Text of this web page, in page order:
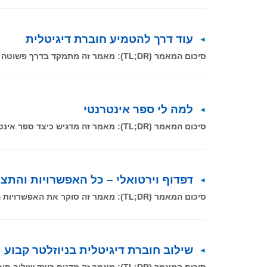
עוד דרך להטמיע חוברת דיגיטלית
סיכום המאמר (TL;DR): מאמר זה מתמקד בדרך פשוטה וטכנית להטמעת חוברת דיגיטלית ישירות בתוך אתר אינטרנט באמצעות קוד HTML (iFrame),
למה לי ספר אינטרנטי
סיכום המאמר (TL;DR): מאמר זה מדגיש כיצד ספר אינטרנטי של דיגיטלר (Digitaler) מהווה פתרון שיווקי ותדמיתי אידיאלי עבור בעלי מקצוע
דפדוף וירטואלי – כל האפשרויות
סיכום המאמר (TL;DR): מאמר זה סוקר את האפשרויות המגוונות של דפדוף וירטואלי במוצרים דיגיטליים, החל מאלבומים אישיים וספרי מחזור ועד
שילוב חוברת דיגיטלית בניוזלטר קבוע